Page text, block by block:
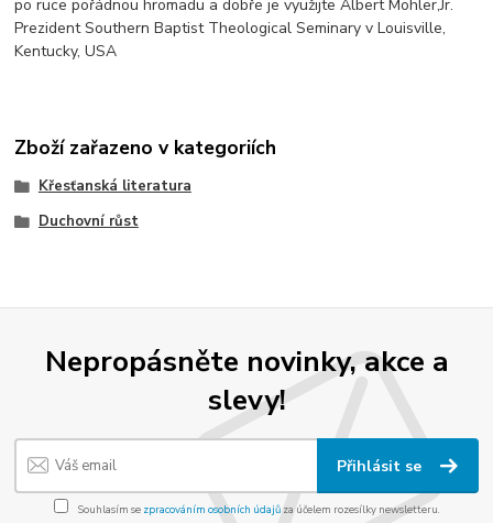
po ruce pořádnou hromadu a dobře je využijte Albert Mohler,Jr.
Prezident Southern Baptist Theological Seminary v Louisville,
Kentucky, USA
Zboží zařazeno v kategoriích
Křesťanská literatura
Duchovní růst
Nepropásněte novinky, akce a
slevy!
Přihlásit se
Souhlasím se zpracováním osobních údajůza účelem rozesílky newsletteru.